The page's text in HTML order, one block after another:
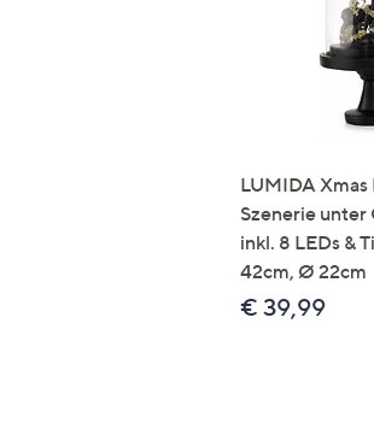
LUMIDA
Szenerie unter
inkl. 8 LEDs &
42cm, Ø 22cm
€ 39,99